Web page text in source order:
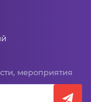
мероприятия